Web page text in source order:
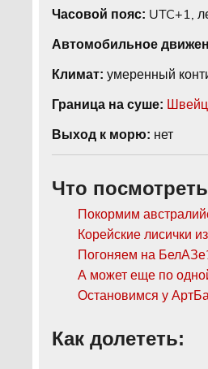
Часовой пояс: UTC+1,
Автомобильное
Климат: умеренный
Граница на суше:
Выход к морю: нет
Что
Покормим
Корейские лисички
Погоняем на
А может еще по
Остановимся у
Как долететь: